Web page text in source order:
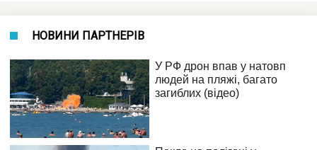
НОВИНИ ПАРТНЕРІВ